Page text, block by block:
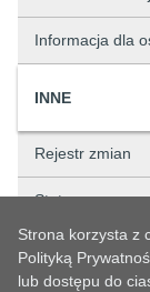
Informacja dla
INNE
Rejestr zmian
Status sprawy
Strona korzysta z
Polityką
lub dostępu do